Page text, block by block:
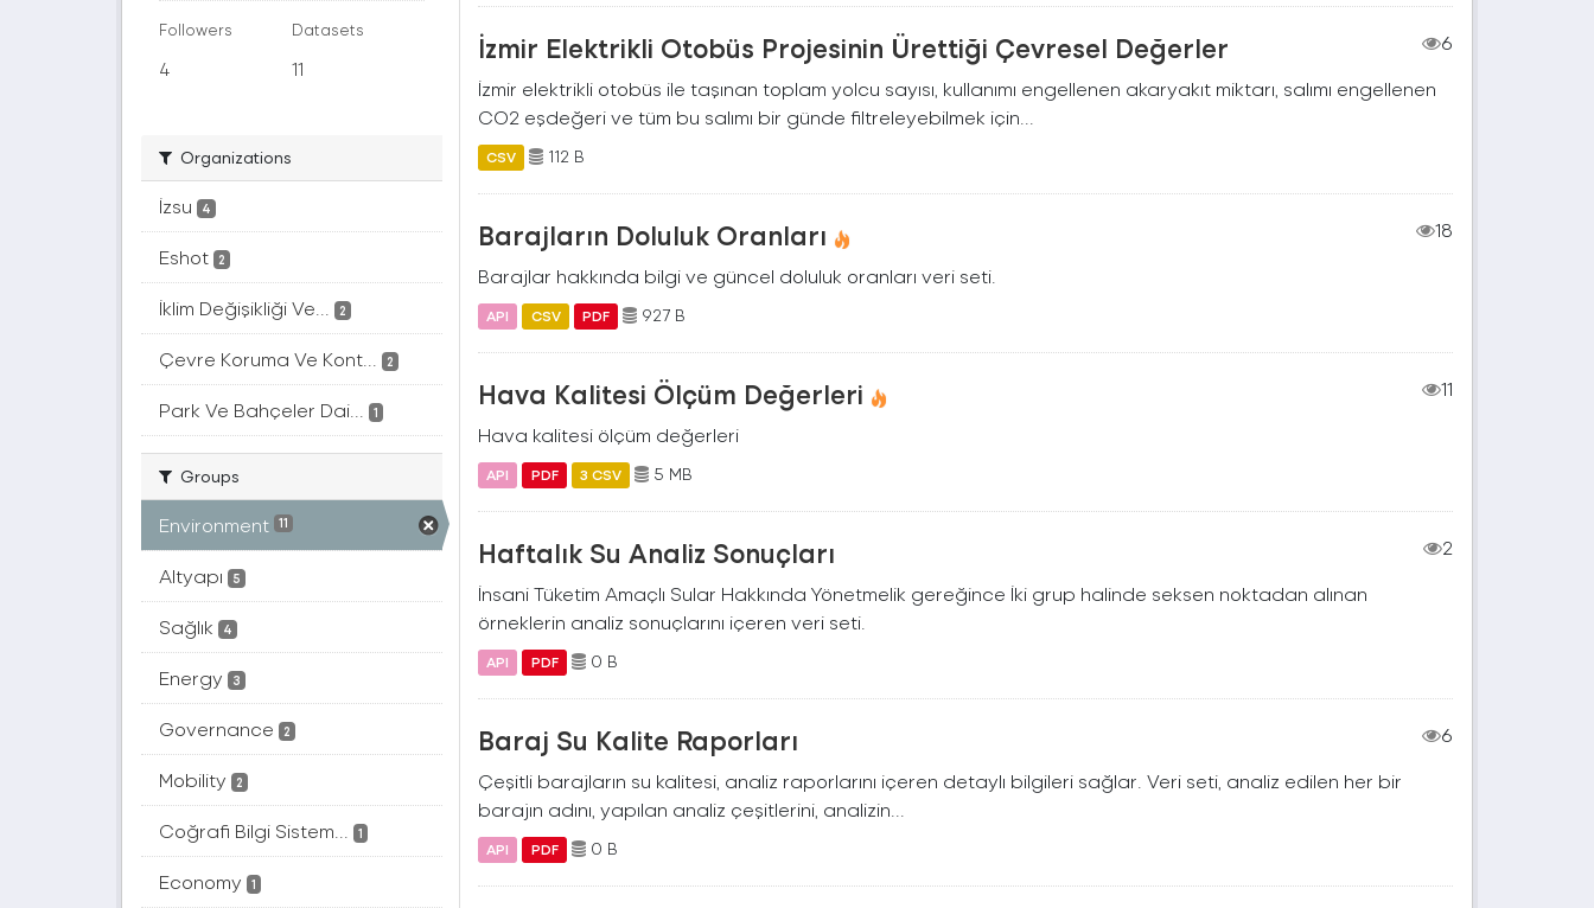
Followers
4
Datasets
11
Organizations
İzsu 4
Eshot 2
İklim Değişikliği Ve... 2
Çevre Koruma Ve Kont... 2
Park Ve Bahçeler Dai... 1
Groups
Environment 11
Altyapı 5
Sağlık 4
Energy 3
Governance 2
Mobility 2
Coğrafi Bilgi Sistem... 1
Economy 1
İzmir Elektrikli Otobüs Projesinin Ürettiği Çevresel Değerler
6
İzmir elektrikli otobüs ile taşınan toplam yolcu sayısı, kullanımı engellenen akaryakıt miktarı, salımı engellenen
CO2 eşdeğeri ve tüm bu salımı bir günde filtreleyebilmek için...
CSV 112 B
Barajların Doluluk Oranları
18
Barajlar hakkında bilgi ve güncel doluluk oranları veri seti.
API CSV PDF 927 B
Hava Kalitesi Ölçüm Değerleri
11
Hava kalitesi ölçüm değerleri
API PDF 3 CSV 5 MB
Haftalık Su Analiz Sonuçları
2
İnsani Tüketim Amaçlı Sular Hakkında Yönetmelik gereğince İki grup halinde seksen noktadan alınan
örneklerin analiz sonuçlarını içeren veri seti.
API PDF 0 B
Baraj Su Kalite Raporları
6
Çeşitli barajların su kalitesi, analiz raporlarını içeren detaylı bilgileri sağlar. Veri seti, analiz edilen her bir
barajın adını, yapılan analiz çeşitlerini, analizin...
API PDF 0 B